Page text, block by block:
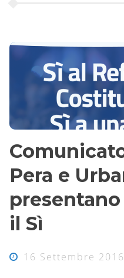
Pera e
il Sì
16 Settembre 2016